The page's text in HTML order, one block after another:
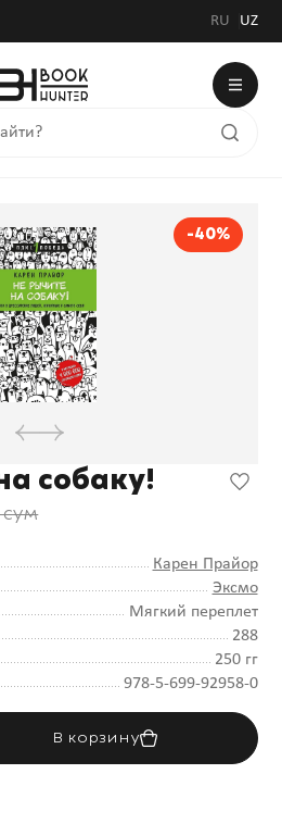
RU UZ
-40%
собаку!
Карен Прайор
Эксмо
Мягкий переплет
288
250 гг
978-5-699-92958-0
В корзину